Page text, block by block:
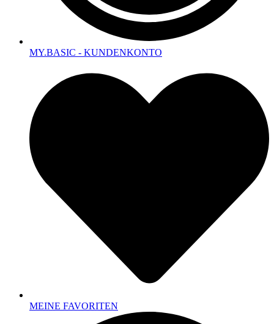
MY.BASIC - KUNDENKONTO
MEINE FAVORITEN